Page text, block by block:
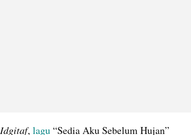
Idgitaf, lagu “Sedia Aku Sebelum Hujan”